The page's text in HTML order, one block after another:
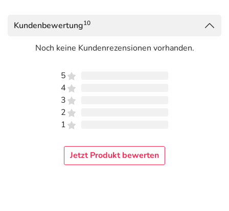
Kundenbewertung10
Noch keine Kundenrezensionen vorhanden.
5
4
3
2
1
Jetzt Produkt bewerten